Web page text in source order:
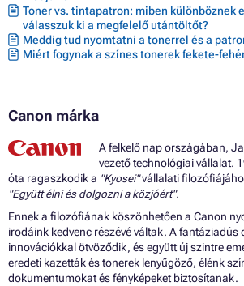
Toner vs. tintapatron: miben különböznek
válasszuk ki a megfelelő utántöltőt?
Meddig tud nyomtatni a tonerrel és a
Miért fogynak a színes tonerek fekete-
Canon márka
A felkelő nap országában,
vezető technológiai vállalat.
óta ragaszkodik a "Kyosei"vállalati
"Együtt élni és dolgozni a közjóért".
Ennek a filozófiának köszönhetően a Canon
irodáink kedvenc részévé váltak. A fantáziadús
innovációkkal ötvöződik, és együtt új szintre
eredeti kazetták és tonerek lenyűgöző, élénk
dokumentumokat és fényképeket biztosítanak.